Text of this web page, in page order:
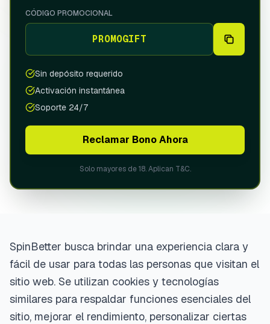
Spain (Español)
CÓDIGO PROMOCIONAL
PROMOGIFT
Sin depósito requerido
Activación instantánea
Soporte 24/7
Reclamar Bono Ahora
Solo mayores de 18. Aplican T&C.
SpinBetter busca brindar una experiencia clara y
fácil de usar para todas las personas que visitan el
sitio web. Se utilizan cookies y tecnologías
similares para respaldar funciones esenciales del
sitio, mejorar el rendimiento, personalizar ciertas